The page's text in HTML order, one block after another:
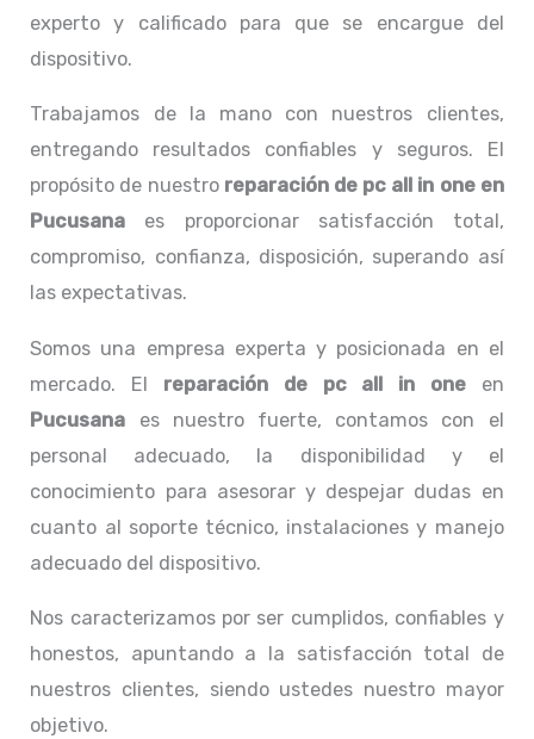
experto y calificado para que se encargue del
dispositivo.
Trabajamos de la mano con nuestros clientes,
entregando resultados confiables y seguros. El
propósito de nuestro reparación de pc all in oneen
Pucusana es proporcionar satisfacción total,
compromiso, confianza, disposición, superando así
las expectativas.
Somos una empresa experta y posicionada en el
mercado. El reparación de pc all in one
en
Pucusana es nuestro fuerte, contamos con el
personal adecuado, la disponibilidad y el
conocimiento para asesorar y despejar dudas en
cuanto al soporte técnico, instalaciones y manejo
adecuado del dispositivo.
Nos caracterizamos por ser cumplidos, confiables y
honestos, apuntando a la satisfacción total de
nuestros clientes, siendo ustedes nuestro mayor
objetivo.